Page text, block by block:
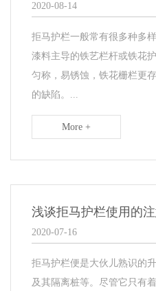
2020-08-14
拒马护栏一般常有很多种多
漆料主导的铁艺栏杆或铁花
匀称，易锈蚀，铁花栅栏更
的缺陷。...
More +
浅谈拒马护栏使用的
2020-07-16
拒马护栏便是大伙儿熟识的
及其隔离桩等。尽管它只有